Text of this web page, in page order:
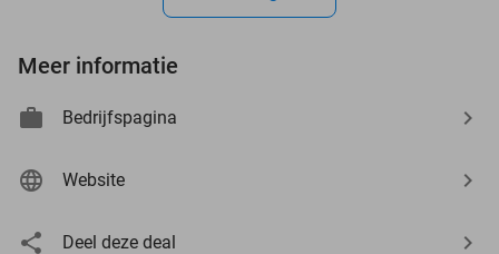
Meer informatie
Bedrijfspagina
Website
Deel deze deal